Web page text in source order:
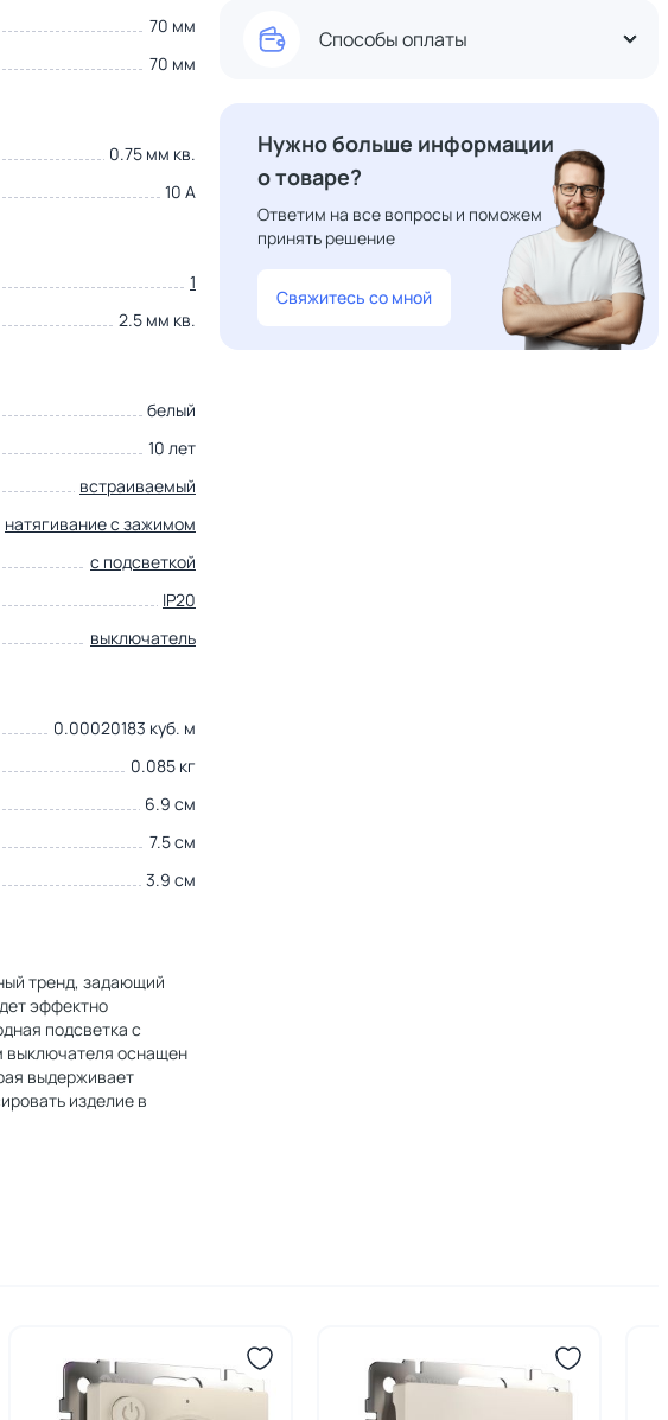
70 мм
70 мм
0.75 мм кв.
10 А
1
2.5 мм кв.
белый
10 лет
встраиваемый
натягивание с зажимом
с подсветкой
IP20
выключатель
0.00020183 куб. м
0.085 кг
6.9 см
7.5 см
3.9 см
тренд, задающий
эффектно
подсветка с
выключателя оснащен
выдерживает
изделие в
Способы оплаты
Нужно больше информации
о товаре?
Ответим на все вопросы и поможем
принять решение
Свяжитесь со мной